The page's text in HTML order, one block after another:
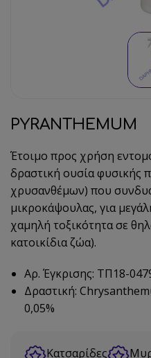
PYRANTHEMUM
Έτοιμο προς χρήση
δραστική ουσία φυσικής
χρυσανθέμων) που
μικροκάψουλας, για
χαμηλή τοξικότητα σε
κατοικίδια ζώα).
Αρ. Έγκρισης: TΠ18-
Δραστική:
0,05%
Κατσαρίδες